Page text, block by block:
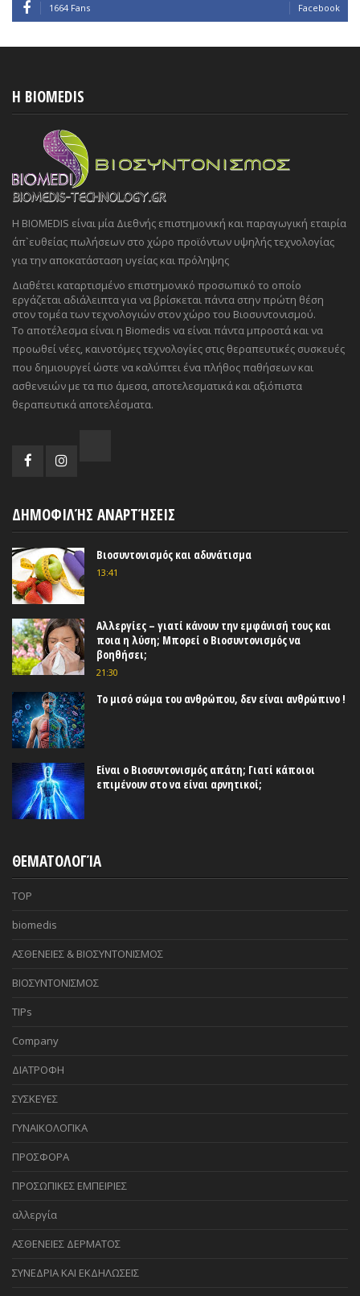
1664 Fans Facebook
H BIOMEDIS
Η BIOMEDIS είναι μία Διεθνής επιστημονική και παραγωγική εταιρία
άπ`ευθείας πωλήσεων στο χώρο προϊόντων υψηλής τεχνολογίας
για την αποκατάσταση υγείας και πρόληψης
Διαθέτει καταρτισμένο επιστημονικό προσωπικό το οποίο
εργάζεται αδιάλειπτα για να βρίσκεται πάντα στην πρώτη θέση
στον τομέα των τεχνολογιών στον χώρο του Βιοσυντονισμού.
Το αποτέλεσμα είναι η Biomedis να είναι πάντα μπροστά και να
προωθεί νέες, καινοτόμες τεχνολογίες στις θεραπευτικές συσκευές
που δημιουργεί ώστε να καλύπτει ένα πλήθος παθήσεων και
ασθενειών με τα πιο άμεσα, αποτελεσματικά και αξιόπιστα
θεραπευτικά αποτελέσματα.
ΔΗΜΟΦΙΛΉΣ ΑΝΑΡΤΉΣΕΙΣ
Βιοσυντονισμός και αδυνάτισμα
13:41
Αλλεργίες – γιατί κάνουν την εμφάνισή τους και
ποια η λύση; Μπορεί ο Βιοσυντονισμός να
βοηθήσει;
21:30
Το μισό σώμα του ανθρώπου, δεν είναι ανθρώπινο !
Είναι ο Βιοσυντονισμός απάτη; Γιατί κάποιοι
επιμένουν στο να είναι αρνητικοί;
ΘΕΜΑΤΟΛΟΓΊΑ
TOP
biomedis
ΑΣΘΕΝΕΙΕΣ & ΒΙΟΣΥΝΤΟΝΙΣΜΟΣ
ΒΙΟΣΥΝΤΟΝΙΣΜΟΣ
TIPs
Company
ΔΙΑΤΡΟΦΗ
ΣΥΣΚΕΥΕΣ
ΓΥΝΑΙΚΟΛΟΓΙΚΑ
ΠΡΟΣΦΟΡΑ
ΠΡΟΣΩΠΙΚΕΣ ΕΜΠΕΙΡΙΕΣ
αλλεργία
ΑΣΘΕΝΕΙΕΣ ΔΕΡΜΑΤΟΣ
ΣΥΝΕΔΡΙΑ ΚΑΙ ΕΚΔΗΛΩΣΕΙΣ